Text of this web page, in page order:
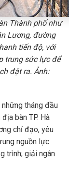
Thành phố như
Lương, đường
tiến độ, với
trung sức lực để
đặt ra. Ảnh:
tháng đầu
bàn TP. Hà
chỉ đạo, yêu
nguồn lực
trình; giải ngân